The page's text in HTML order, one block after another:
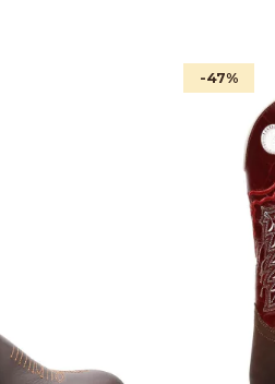
-47%